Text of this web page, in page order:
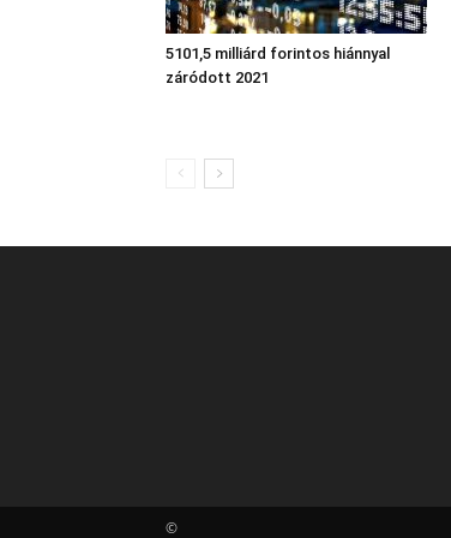
5101,5 milliárd forintos hiánnyal
záródott 2021
©